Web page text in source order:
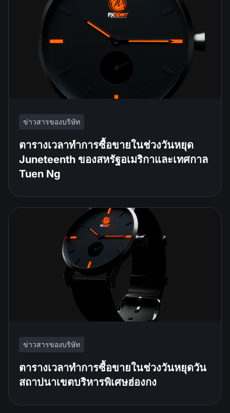
ข่าวสารของบริษัท
ตารางเวลาทำการซื้อขายในช่วงวันหยุด
Juneteenth ของสหรัฐอเมริกาและเทศกาล
Tuen Ng
ข่าวสารของบริษัท
ตารางเวลาทำการซื้อขายในช่วงวันหยุดวัน
สถาปนาเขตบริหารพิเศษฮ่องกง